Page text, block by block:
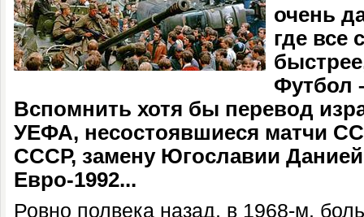
очень
где все
Футбол
Вспомнить хотя бы перевод
УЕФА, несостоявшиеся матчи
СССР, замену Югославии
Евро-1992...
Ровно полвека назад, в 1968-м,